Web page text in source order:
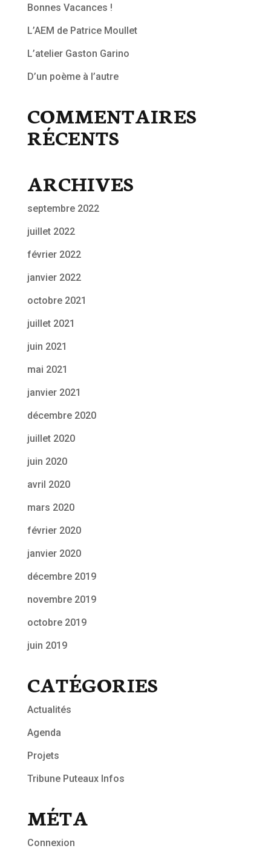
Bonnes Vacances !
L’AEM de Patrice Moullet
L’atelier Gaston Garino
D’un poème à l’autre
COMMENTAIRES
RÉCENTS
ARCHIVES
septembre 2022
juillet 2022
février 2022
janvier 2022
octobre 2021
juillet 2021
juin 2021
mai 2021
janvier 2021
décembre 2020
juillet 2020
juin 2020
avril 2020
mars 2020
février 2020
janvier 2020
décembre 2019
novembre 2019
octobre 2019
juin 2019
CATÉGORIES
Actualités
Agenda
Projets
Tribune Puteaux Infos
MÉTA
Connexion